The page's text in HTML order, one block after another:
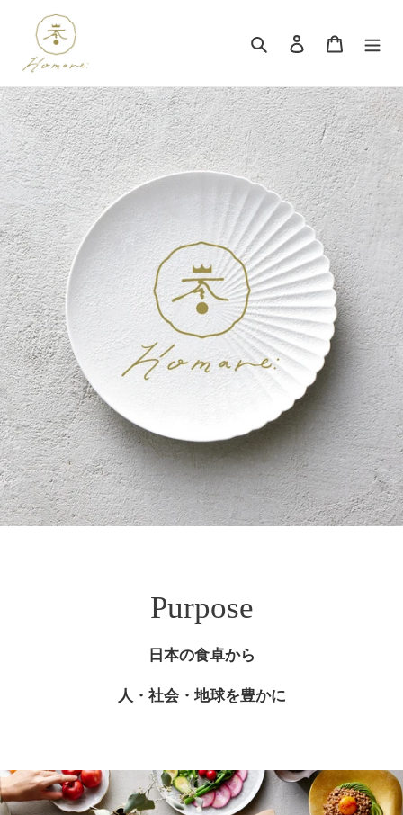
ツ
に
ス
キ
ッ
プ
す
る
検索 ログインカート
Purpose
日本の食卓から
人・社会・地球を豊かに